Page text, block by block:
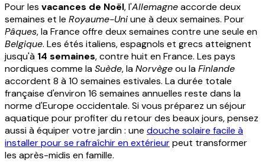
Pour les vacances de Noël, l'Allemagneaccorde deux
semaines et le Royaume-Uniune à deux semaines. Pour
Pâques, la France offre deux semaines contre une seule en
Belgique. Les étés italiens, espagnols et grecs atteignent
jusqu'à 14 semaines, contre huit en France. Les pays
nordiques comme laSuède, laNorvègeou laFinlande
accordent 8 à 10 semaines estivales. La durée totale
française d'environ 16 semaines annuelles reste dans la
norme d'Europe occidentale. Si vous préparez un séjour
aquatique pour profiter du retour des beaux jours, pensez
aussi à équiper votre jardin : une douche solaire facile à
installer pour se rafraîchir en extérieurpeut transformer
les après-midis en famille.